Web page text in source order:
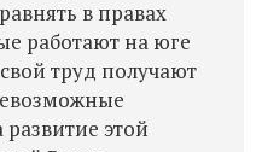
в правах
работают на юге
труд получают
этой